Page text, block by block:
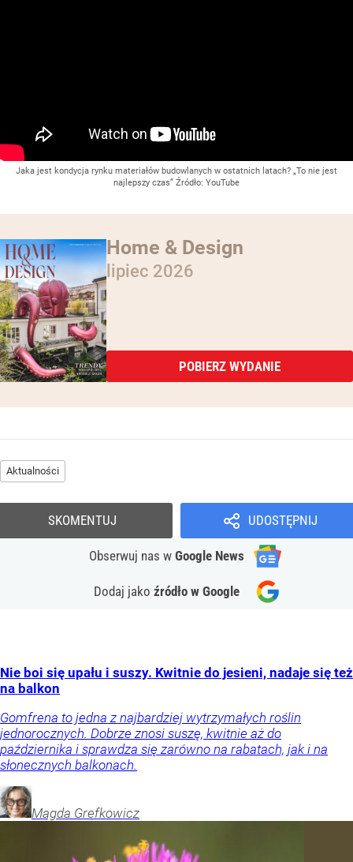
Jaka jest kondycja rynku materiałów budowlanych w ostatnich latach? „To nie jest
najlepszy czas” Źródło: YouTube
Home & Design
lipiec 2026
POBIERZ WYDANIE
Aktualności
UDOSTĘPNIJ
Obserwuj nas w Google News
Dodaj jako źródło w Google
SKOMENTUJ
Nie boi się upału i suszy. Kwitnie do jesieni, nadaje się też
na balkon
Gomfrena to jedna z najbardziej wytrzymałych roślin
jednorocznych. Dobrze znosi suszę, kwitnie aż do
października i sprawdza się zarówno na rabatach, jak i na
słonecznych balkonach.
Magda Grefkowicz